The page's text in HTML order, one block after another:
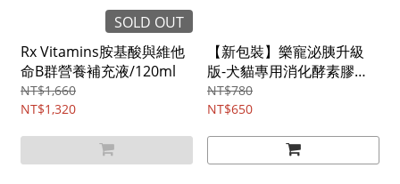
SOLD OUT
Rx Vitamins胺基酸與維他
命B群營養補充液/120ml
NT$1,660
NT$1,320
【新包裝】樂寵泌胰升級
版-犬貓專用消化酵素膠
囊/30顆
NT$780
NT$650